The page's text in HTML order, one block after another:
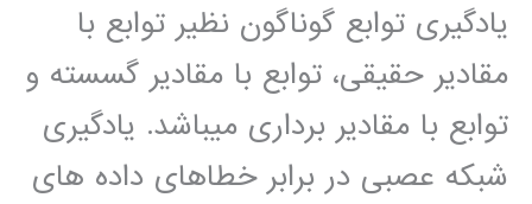
یادگیری توابع گوناگون نظیر توابع با
مقادیر حقیقی، توابع با مقادیر گسسته و
توابع با مقادیر برداری میباشد. یادگیری
شبکه عصبی در برابر خطاهای داده های